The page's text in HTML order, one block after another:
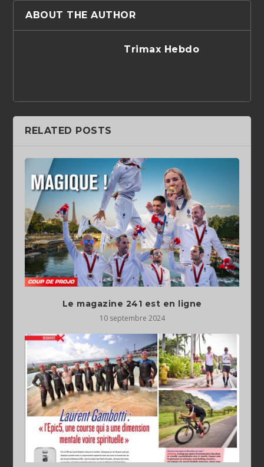
ABOUT THE AUTHOR
Trimax Hebdo
RELATED POSTS
Le magazine 241 est en ligne
10 septembre 2024